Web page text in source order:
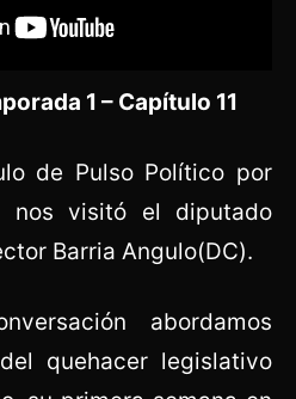
1 – Capítulo 11
de Pulso Político por
nos visitó el diputado
Barria Angulo(DC).
abordamos
quehacer legislativo